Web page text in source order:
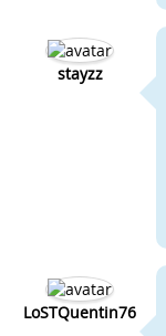
stayzz
LoSTQuentin76